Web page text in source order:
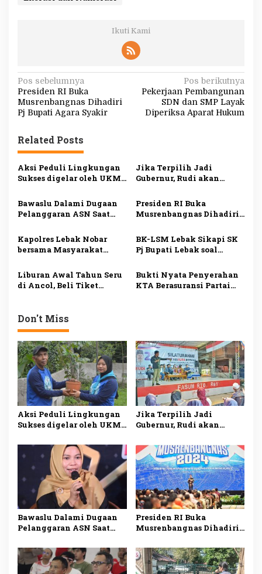
Ikuti Kami
N
a
v
i
g
a
s
i
p
o
s
Pos sebelumnya
Presiden RI Buka
Musrenbangnas Dihadiri
Pj Bupati Agara Syakir
Pos berikutnya
Pekerjaan Pembangunan
SDN dan SMP Layak
Diperiksa Aparat Hukum
Related Posts
Aksi Peduli Lingkungan
Sukses digelar oleh UKM
2025, Sadarkan
Pentingnya Menjaga
Alam dan Lingkungan
Jika Terpilih Jadi
Gubernur, Rudi akan
di Kepri
Bawaslu Dalami Dugaan
Pelanggaran ASN Saat
di Karimun
Presiden RI Buka
Musrenbangnas Dihadiri
Kapolres Lebak Nobar
bersama Masyarakat
BK-LSM Lebak Sikapi SK
Pj Bupati Lebak soal
Kepala Sekolah
Liburan Awal Tahun Seru
di Ancol, Beli Tiket
Bukti Nyata Penyerahan
KTA Berasuransi Partai
Don't Miss
Aksi Peduli Lingkungan
Sukses digelar oleh UKM
2025, Sadarkan
Pentingnya Menjaga
Alam dan Lingkungan
Jika Terpilih Jadi
Gubernur, Rudi akan
di Kepri
Bawaslu Dalami Dugaan
Pelanggaran ASN Saat
di Karimun
Presiden RI Buka
Musrenbangnas Dihadiri